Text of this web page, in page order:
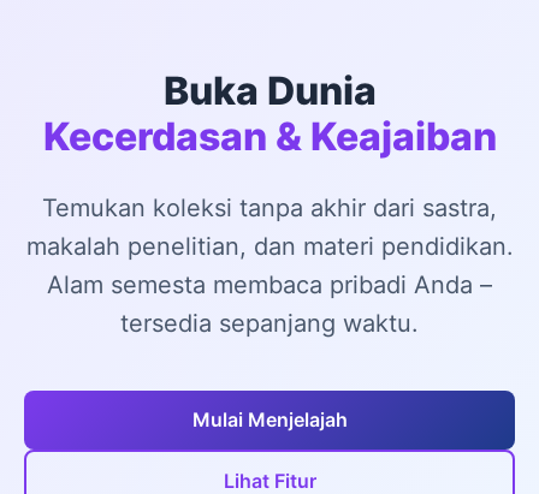
Buka Dunia
Kecerdasan & Keajaiban
Temukan koleksi tanpa akhir dari sastra,
makalah penelitian, dan materi pendidikan.
Alam semesta membaca pribadi Anda –
tersedia sepanjang waktu.
Mulai Menjelajah
Lihat Fitur